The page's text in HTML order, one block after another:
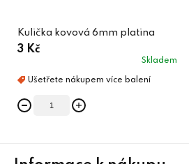
Kulička kovová 6mm platina
3 Kč
Skladem